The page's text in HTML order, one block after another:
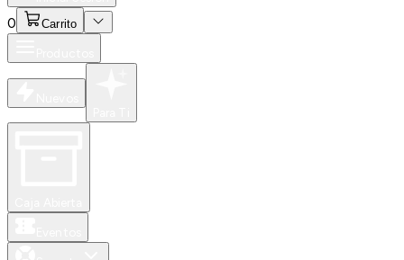
0 Carrito